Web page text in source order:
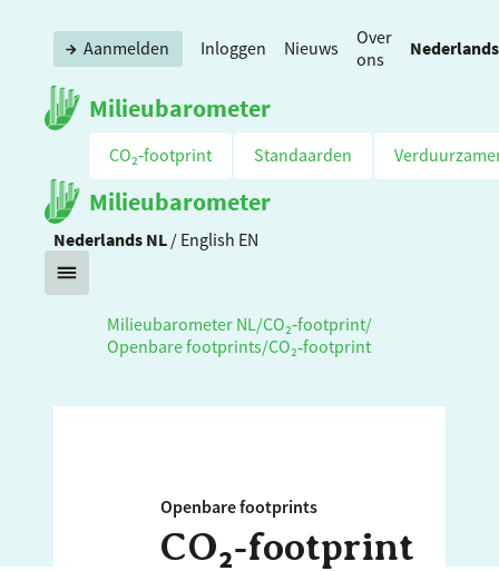
Milieubarometer
Aanmelden Inloggen Nieuws
Over
ons
Nederlands
CO₂‑footprint Standaarden
Milieubarometer
Nederlands NL / English EN
Milieubarometer NL /CO₂‑footprint/
Openbare footprints/CO₂‑footprint
Openbare footprints
CO₂‑footprint